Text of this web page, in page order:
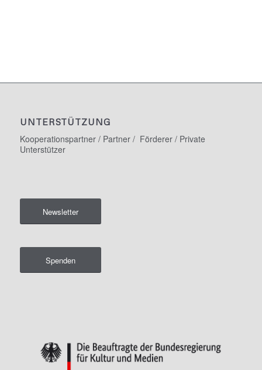
UNTERSTÜTZUNG
Kooperationspartner / Partner / Förderer / Private
Unterstützer
Newsletter
Spenden